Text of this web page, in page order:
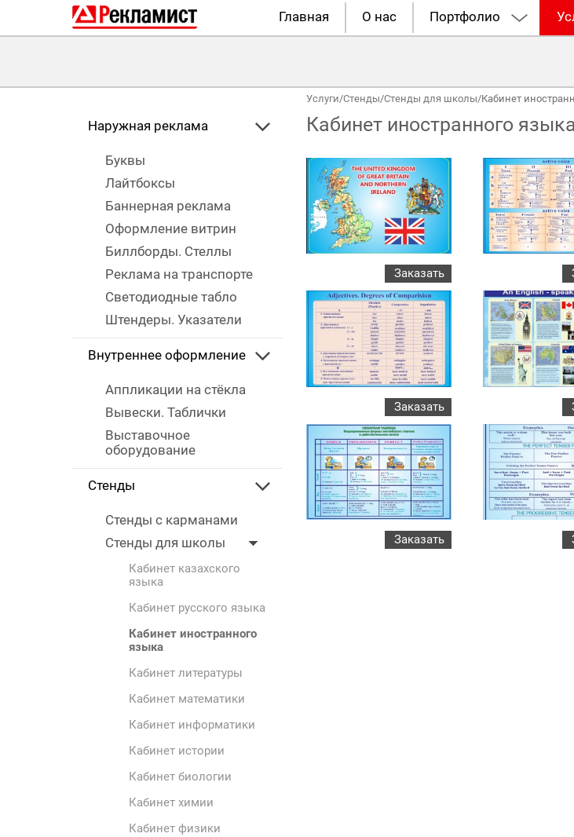
Главная О нас Портфолио
Наружная реклама
Буквы
Лайтбоксы
Баннерная реклама
Оформление витрин
Биллборды. Стеллы
Реклама на транспорте
Светодиодные табло
Штендеры. Указатели
Внутреннее оформление
Аппликации на стёкла
Вывески. Таблички
Выставочное
оборудование
Стенды
Стенды с карманами
Стенды для школы
Кабинет казахского
языка
Кабинет русского языка
Кабинет иностранного
языка
Кабинет литературы
Кабинет математики
Кабинет информатики
Кабинет истории
Кабинет биологии
Кабинет химии
Кабинет физики
Услуги/Стенды/Стенды для школы/Кабинет
Кабинет иностранного языка
Заказать
Заказать
Заказать